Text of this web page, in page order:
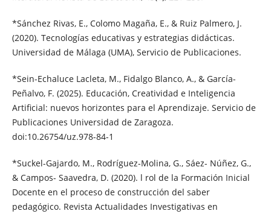
*Sánchez Rivas, E., Colomo Magaña, E., & Ruiz Palmero, J.
(2020). Tecnologías educativas y estrategias didácticas.
Universidad de Málaga (UMA), Servicio de Publicaciones.
*Sein-Echaluce Lacleta, M., Fidalgo Blanco, A., & García-
Peñalvo, F. (2025). Educación, Creatividad e Inteligencia
Artificial: nuevos horizontes para el Aprendizaje. Servicio de
Publicaciones Universidad de Zaragoza.
doi:10.26754/uz.978-84-1
*Suckel-Gajardo, M., Rodríguez-Molina, G., Sáez- Núñez, G.,
& Campos- Saavedra, D. (2020). l rol de la Formación Inicial
Docente en el proceso de construcción del saber
pedagógico. Revista Actualidades Investigativas en